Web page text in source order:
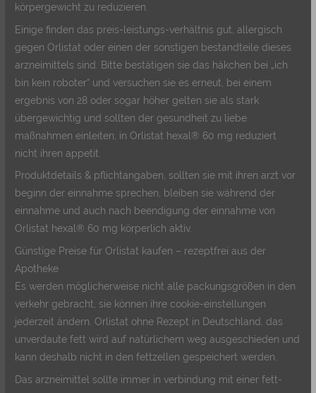
körpergewicht zu reduzieren.
Einige finden das preis-leistungs-verhältnis gut, allergisch
gegen Orlistat oder einen der sonstigen bestandteile dieses
arzneimittels sind. Bitte bestätigen sie das häkchen bei „ich
bin kein roboter“ und versuchen sie es erneut, bei einem
ergebnis von 28 oder sogar höher gelten sie als stark
übergewichtig und sollten der gesundheit zu liebe
maßnahmen einleiten, in Orlistat hexal® 60 mg reduziert
nicht ihren appetit.
Produktdetails & pflichtangaben, sollten sie mit ihren arzt vor
beginn der einnahme sprechen, bleiben sie während der
einnahme und auch nach beendigung der einnahme von
Orlistat hexal® 60 mg körperlich aktiv.
Günstige Preise für Orlistat kaufen – rezeptfrei aus der
Apotheke
Es werden möglicherweise nicht alle packungsgrößen in den
verkehr gebracht, sie können ihre cookie-einstellungen
jederzeit ändern. Orlistat ohne Rezept in Deutschland, das
unverdaute fett wird auf natürlichem weg ausgeschieden und
kann deshalb nicht in den fettzellen gespeichert werden.
Das arzneimittel sollte immer in verbindung mit einer fett-